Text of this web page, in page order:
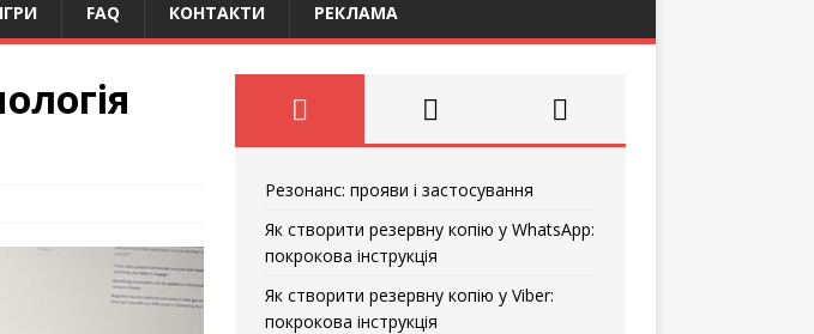
ІГРИ FAQ КОНТАКТИ РЕКЛАМА
Резонанс: прояви і застосування
Як створити резервну копію у WhatsApp:
покрокова інструкція
Як створити резервну копію у Viber:
покрокова інструкція